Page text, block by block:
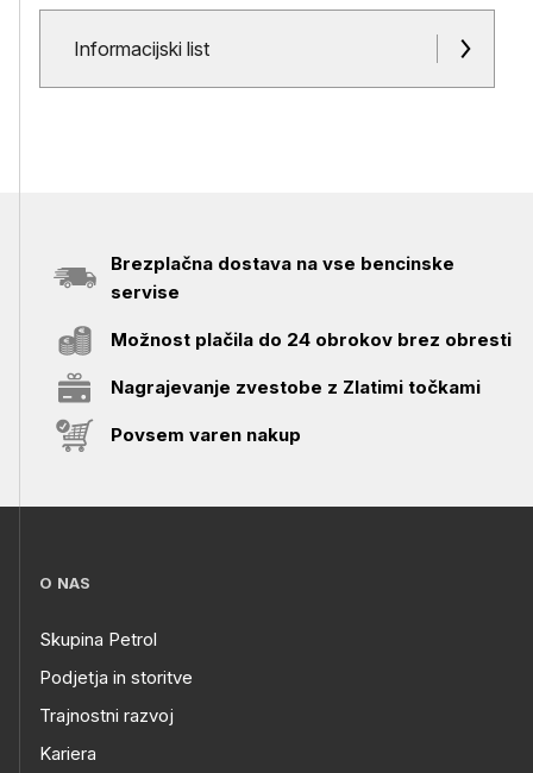
Dokumenti in priloge
Informacijski list
Brezplačna dostava na vse bencinske
servise
Možnost plačila do 24 obrokov brez obresti
Nagrajevanje zvestobe z Zlatimi točkami
Povsem varen nakup
O NAS
Skupina Petrol
Podjetja in storitve
Trajnostni razvoj
Kariera